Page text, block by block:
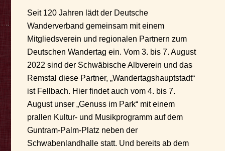
Seit 120 Jahren lädt der Deutsche
Wanderverband gemeinsam mit einem
Mitgliedsverein und regionalen Partnern zum
Deutschen Wandertag ein. Vom 3. bis 7. August
2022 sind der Schwäbische Albverein und das
Remstal diese Partner, „Wandertagshauptstadt“
ist Fellbach. Hier findet auch vom 4. bis 7.
August unser „Genuss im Park“ mit einem
prallen Kultur- und Musikprogramm auf dem
Guntram-Palm-Platz neben der
Schwabenlandhalle statt. Und bereits ab dem